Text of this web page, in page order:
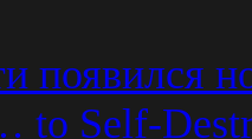
появился
to Self-